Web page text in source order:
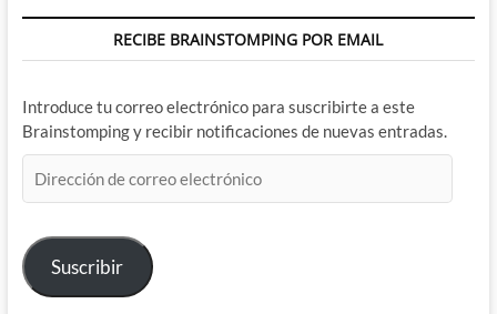
RECIBE BRAINSTOMPING POR EMAIL
Introduce tu correo electrónico para suscribirte a este
Brainstomping y recibir notificaciones de nuevas entradas.
de
electrónico
Suscribir